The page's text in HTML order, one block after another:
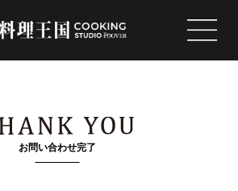
お問い合わせ完了